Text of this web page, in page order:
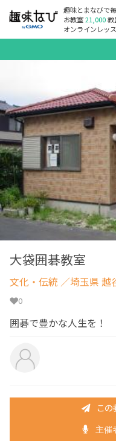
趣味とまなびで
お教室21,000教
オンラインレッ
大袋囲碁教室
文化・伝統 ／埼玉県 越
0
囲碁で豊かな人生を！
こ
主催